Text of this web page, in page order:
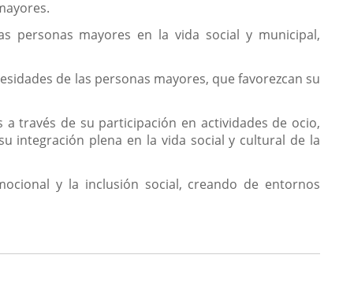
las personas mayores en la vida social y municipal,
de las personas mayores, que favorezcan su
a través de su participación en actividades de ocio,
integración plena en la vida social y cultural de la
y la inclusión social, creando de entornos